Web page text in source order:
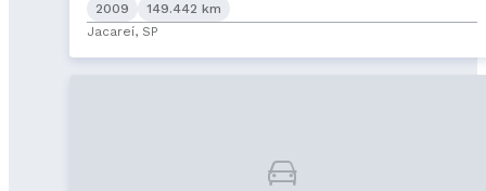
2009
149.442 km
Jacareí, SP